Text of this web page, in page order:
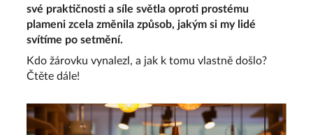
své praktičnosti a síle světla oproti prostému
plameni zcela změnila způsob, jakým si my lidé
svítíme po setmění.
Kdo žárovku vynalezl, a jak k tomu vlastně došlo?
Čtěte dále!